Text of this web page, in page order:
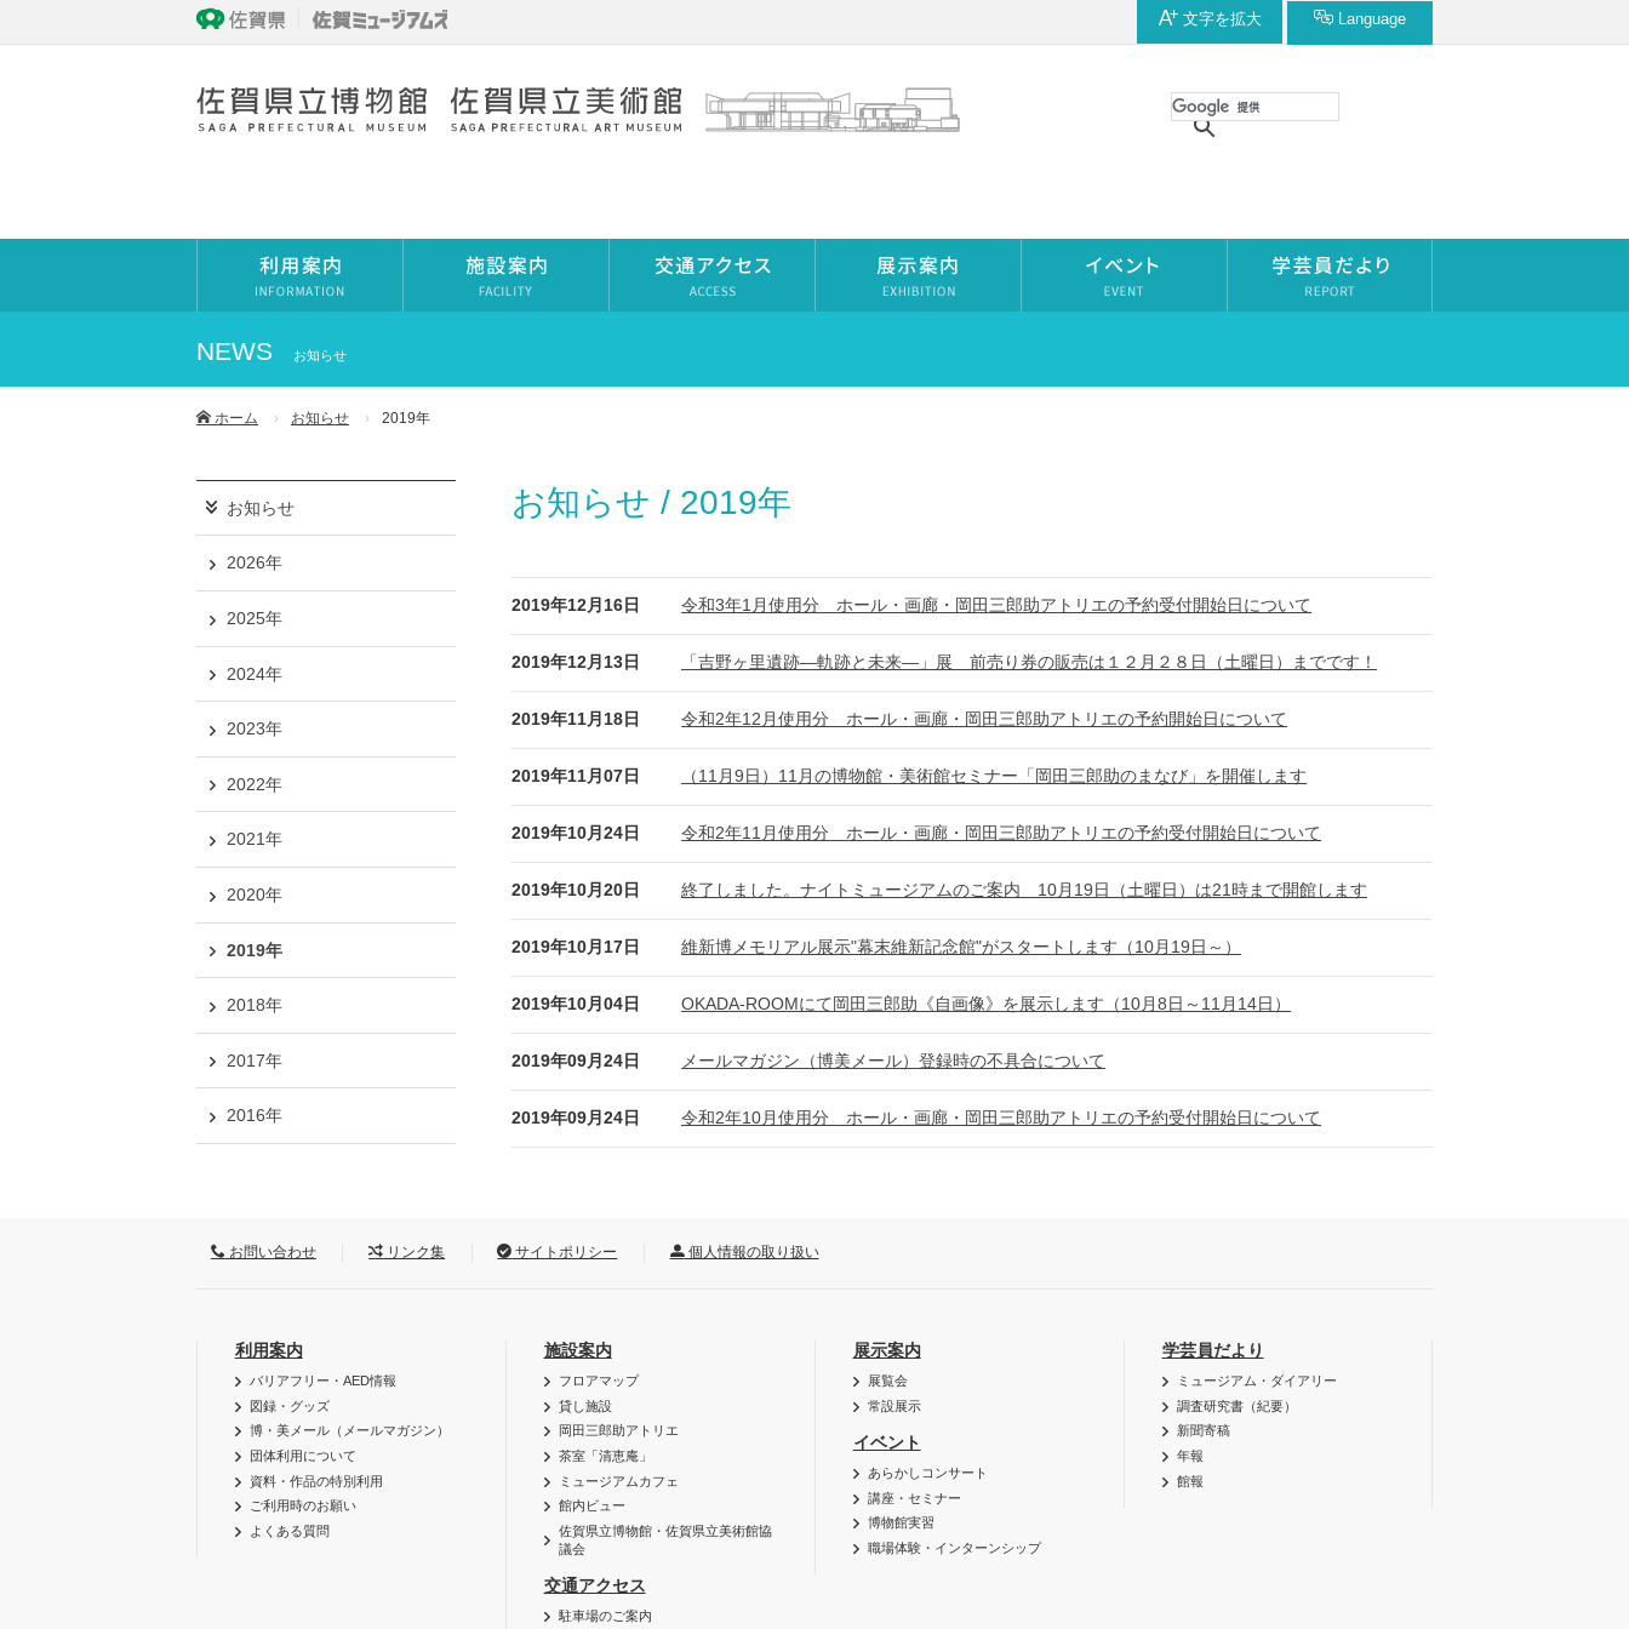
文字を拡大 Language
NEWS お知らせ
ホーム お知らせ 2019年
お知らせ / 2019年
2019年12月16日 令和3年1月使用分 ホール・画廊・岡田三郎助アトリエの予約受付開始日について
2019年12月13日 「吉野ヶ里遺跡―軌跡と未来―」展 前売り券の販売は１２月２８日（土曜日）までです！
2019年11月18日 令和2年12月使用分 ホール・画廊・岡田三郎助アトリエの予約開始日について
2019年11月07日 （11月9日）11月の博物館・美術館セミナー「岡田三郎助のまなび」を開催します
2019年10月24日 令和2年11月使用分 ホール・画廊・岡田三郎助アトリエの予約受付開始日について
2019年10月20日 終了しました。ナイトミュージアムのご案内 10月19日（土曜日）は21時まで開館します
2019年10月17日 維新博メモリアル展示"幕末維新記念館"がスタートします（10月19日～）
2019年10月04日 OKADA-ROOMにて岡田三郎助《自画像》を展示します（10月8日～11月14日）
2019年09月24日 メールマガジン（博美メール）登録時の不具合について
2019年09月24日 令和2年10月使用分 ホール・画廊・岡田三郎助アトリエの予約受付開始日について
お知らせ
2026年
2025年
2024年
2023年
2022年
2021年
2020年
2019年
2018年
2017年
2016年
お問い合わせ リンク集 サイトポリシー 個人情報の取り扱い
利用案内
バリアフリー・AED情報
図録・グッズ
博・美メール（メールマガジン）
団体利用について
資料・作品の特別利用
ご利用時のお願い
よくある質問
施設案内
フロアマップ
貸し施設
岡田三郎助アトリエ
茶室「清恵庵」
ミュージアムカフェ
館内ビュー
佐賀県立博物館・佐賀県立美術館協
議会
交通アクセス
駐車場のご案内
展示案内
展覧会
常設展示
イベント
あらかしコンサート
講座・セミナー
博物館実習
職場体験・インターンシップ
学芸員だより
ミュージアム・ダイアリー
調査研究書（紀要）
新聞寄稿
年報
館報